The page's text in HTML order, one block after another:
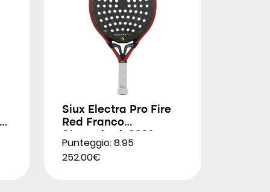
Siux Electra Pro Fire
Red Franco
Punteggio: 8.95
252.00€